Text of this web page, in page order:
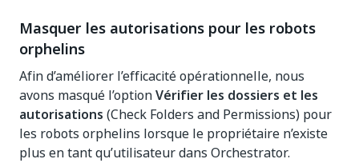
Masquer les autorisations pour les robots
orphelins
Afin d’améliorer l’efficacité opérationnelle, nous
avons masqué l’optionVérifier les dossiers et les
autorisations (Check Folders and Permissions) pour
les robots orphelins lorsque le propriétaire n’existe
plus en tant qu’utilisateur dans Orchestrator.